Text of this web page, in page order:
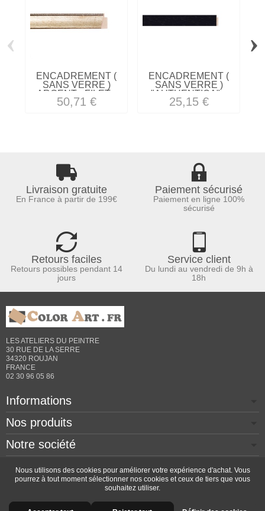
ENCADREMENT (
SANS VERRE )
ARGENT - FILET...
50,71 €
ENCADREMENT (
SANS VERRE )
"AUTHENTICA"...
25,15 €
‹ ›
Livraison gratuite
En France à partir de 199€
Paiement sécurisé
Paiement en ligne 100%
sécurisé
Retours faciles
Retours possibles pendant 14
jours
Service client
Du lundi au vendredi de 9h à
18h
LES ATELIERS DU PEINTRE
30 RUE DE LA SERRE
34320 ROUJAN
FRANCE
02 30 96 05 86
Informations
Nos produits
Notre société
Contactez-nous
Copyright © 2026 - Design by Prestacrea - Ecommerce
Nous utilisons des cookies pour améliorer votre expérience d'achat. Vous
pourrez à tout moment sélectionner nos cookies et ceux de tiers que vous
souhaitez utiliser.